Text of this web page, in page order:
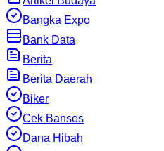
Bangka Expo
Bank Data
Berita
Berita Daerah
Biker
Cek Bansos
Dana Hibah